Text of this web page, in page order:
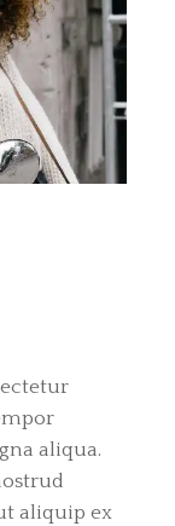
aliqua.
aliquip ex